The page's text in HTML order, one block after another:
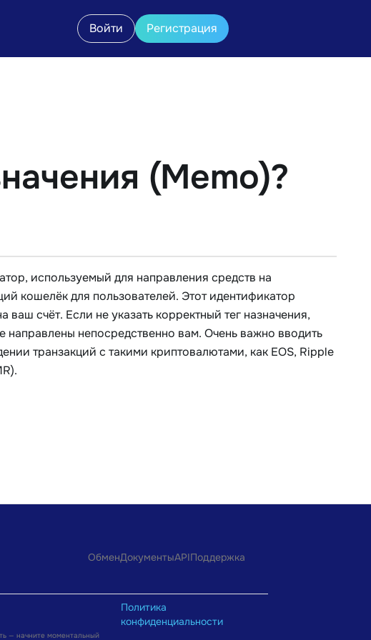
Войти Регистрация
(Memo)?
используемый для направления средств на
кошелёк для пользователей. Этот идентификатор
счёт. Если не указать корректный тег назначения,
непосредственно вам. Очень важно вводить
транзакций с такими криптовалютами, как EOS, Ripple
ОбменДокументыAPIПоддержка
— начните моментальный
Политика
конфиденциальности